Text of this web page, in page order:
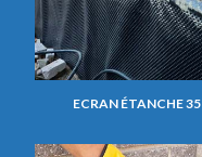
ECRAN ÉTANCHE 35